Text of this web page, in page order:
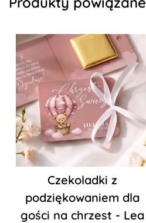
Czekoladki z
podziękowaniem dla
gości na chrzest - Lea